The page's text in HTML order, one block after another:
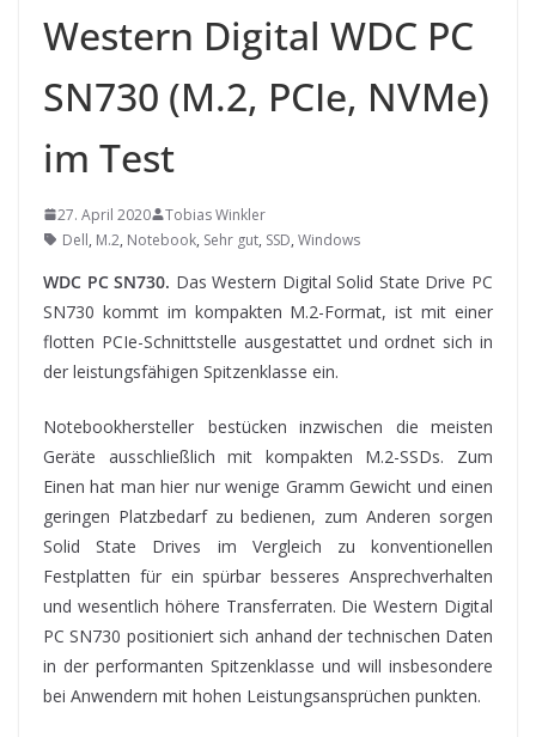
Western Digital WDC PC
SN730 (M.2, PCIe, NVMe)
im Test
27. April 2020
Tobias Winkler
Dell, M.2, Notebook, Sehr gut, SSD, Windows
WDC PC SN730. Das Western Digital Solid State Drive PC
SN730 kommt im kompakten M.2-Format, ist mit einer
flotten PCIe-Schnittstelle ausgestattet und ordnet sich in
der leistungsfähigen Spitzenklasse ein.
Notebookhersteller bestücken inzwischen die meisten
Geräte ausschließlich mit kompakten M.2-SSDs. Zum
Einen hat man hier nur wenige Gramm Gewicht und einen
geringen Platzbedarf zu bedienen, zum Anderen sorgen
Solid State Drives im Vergleich zu konventionellen
Festplatten für ein spürbar besseres Ansprechverhalten
und wesentlich höhere Transferraten. Die Western Digital
PC SN730 positioniert sich anhand der technischen Daten
in der performanten Spitzenklasse und will insbesondere
bei Anwendern mit hohen Leistungsansprüchen punkten.